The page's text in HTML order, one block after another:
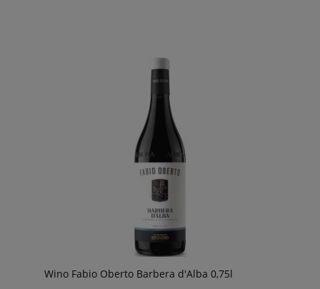
Wino Fabio Oberto Barbera d'Alba 0,75l